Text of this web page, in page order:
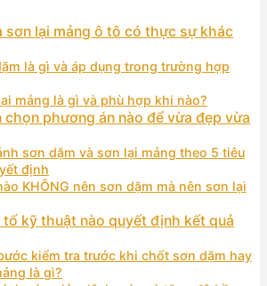
sơn lại mảng ô tô có thực sự khác
là gì và áp dụng trong trường hợp
mảng là gì và phù hợp khi nào?
chọn phương án nào để vừa đẹp vừa
sơn dặm và sơn lại mảng theo 5 tiêu
định
KHÔNG nên sơn dặm mà nên sơn lại
tố kỹ thuật nào quyết định kết quả
kiểm tra trước khi chốt sơn dặm hay
là gì?